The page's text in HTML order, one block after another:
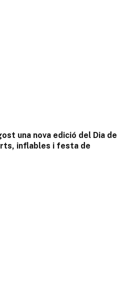
una nova edició del Dia de
inflables i festa de